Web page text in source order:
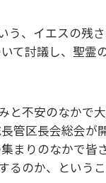
う、イエスの残
て討議し、聖霊
と不安のなかで
管区長会総会が
まりのなかで皆
のか、という